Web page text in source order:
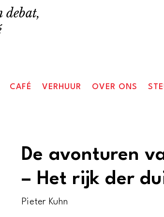
debat,
CAFÉ VERHUUR OVER ONS
De avonturen
– Het rijk der
Pieter Kuhn